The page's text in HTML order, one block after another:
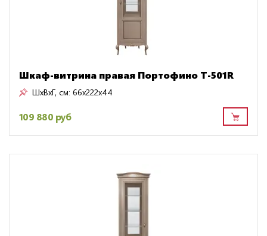
Шкаф-витрина правая Портофино Т-501R
ШxВxГ, см: 66x222x44
109 880 руб